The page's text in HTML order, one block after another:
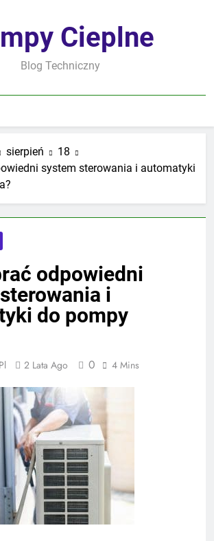
Cieplne
Blog Techniczny
sierpień
18
system sterowania i automatyki
odpowiedni
i
do pompy
2 Lata Ago 0 4 Mins